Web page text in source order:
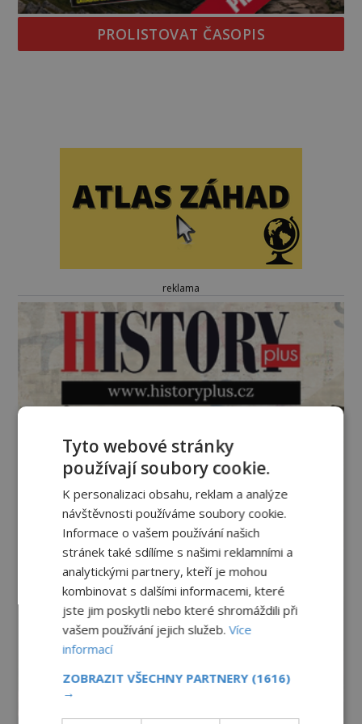
PROLISTOVAT ČASOPIS
reklama
Tyto webové stránky
používají soubory cookie.
K personalizaci obsahu, reklam a analýze
návštěvnosti používáme soubory cookie.
Informace o vašem používání našich
stránek také sdílíme s našimi reklamními a
analytickými partnery, kteří je mohou
kombinovat s dalšími informacemi, které
jste jim poskytli nebo které shromáždili při
vašem používání jejich služeb.Více
informací
ZOBRAZIT VŠECHNY PARTNERY (1616)
→